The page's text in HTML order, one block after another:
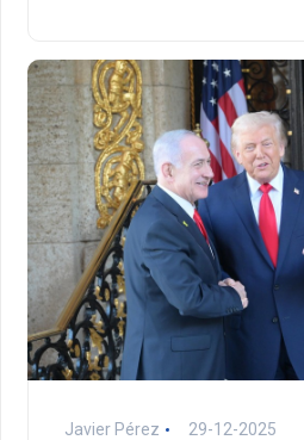
Javier Pérez 29-12-2025